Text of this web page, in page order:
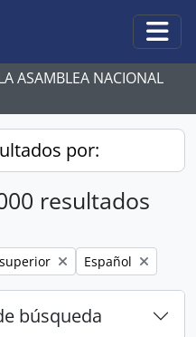
ASAMBLEA NACIONAL
por:
resultados
Remove filter:
Español
búsqueda